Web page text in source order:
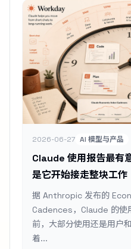
2026-06-27 AI 模型与产品
Claude 使用报告最有
是它开始接走整块工作
据 Anthropic 发布的
Cadences，Claude 的使
前，大部分使用还是用户
着...